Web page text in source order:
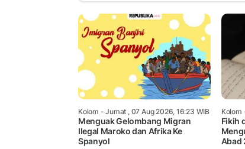
Kolom - Jumat , 07 Aug 2026, 16:23 WIB
Menguak Gelombang Migran
Ilegal Maroko dan Afrika Ke
Spanyol
Kolom
Fikih
Abad